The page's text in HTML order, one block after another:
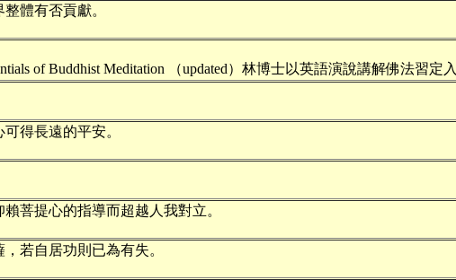
體有否貢獻。
of Buddhist Meditation （updated）林博士以英語演說講解佛法習定入
得長遠的平安。
菩提心的指導而超越人我對立。
若自居功則已為有失。